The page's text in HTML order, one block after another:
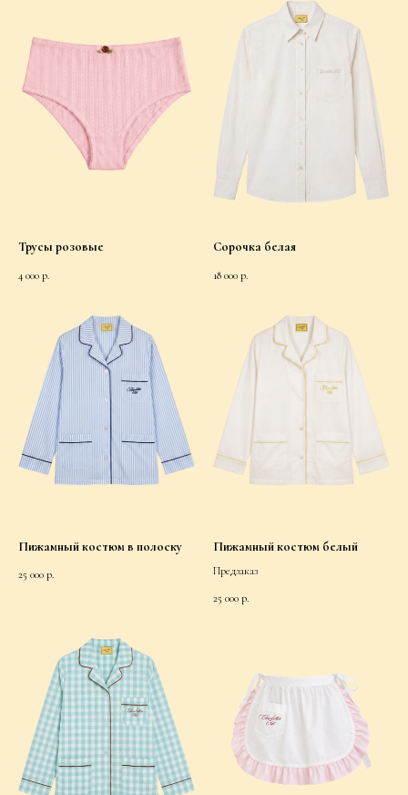
Трусы розовые
4 000 р.
Сорочка белая
18 000 р.
Пижамный костюм в полоску
25 000 р.
Пижамный костюм белый
Предзаказ
25 000 р.
For Customers
Public Offer Agreement
Privacy Policy
Consent to Receive Informational Emails
Delivery and Returns